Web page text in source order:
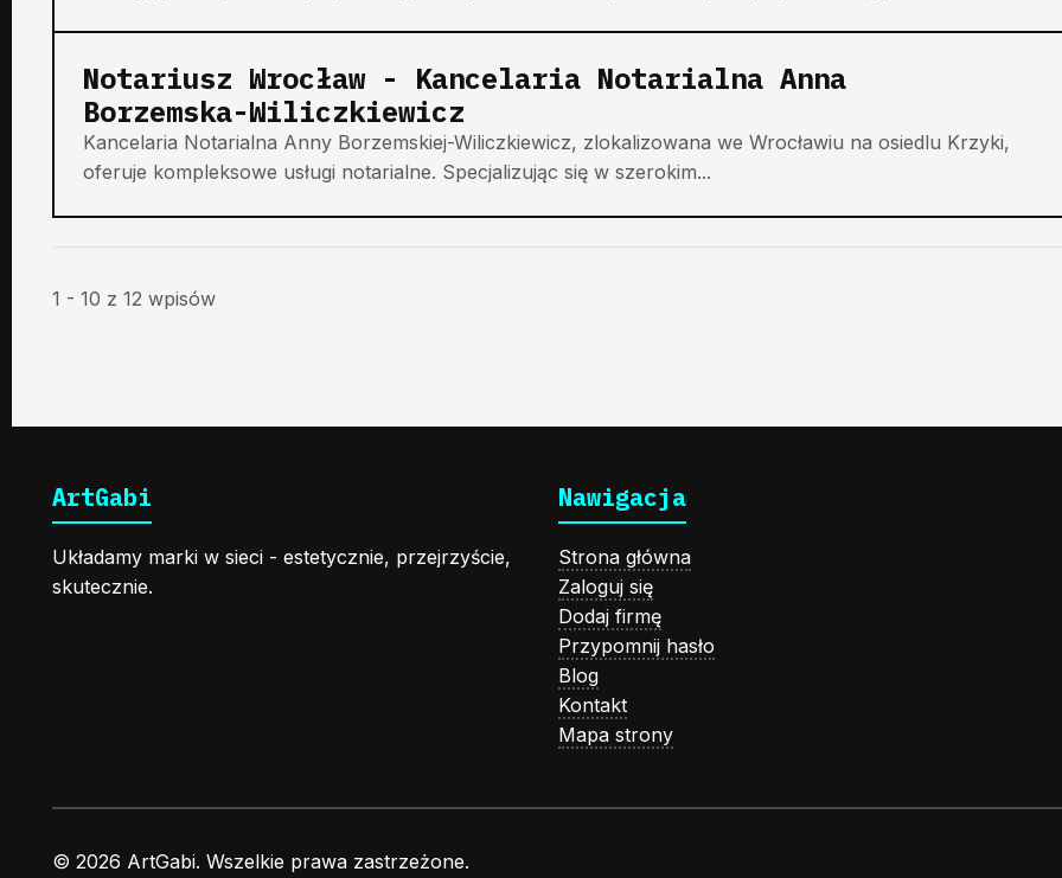
Notariusz Wrocław - Kancelaria Notarialna Anna
Borzemska-Wiliczkiewicz
Kancelaria Notarialna Anny Borzemskiej-Wiliczkiewicz, zlokalizowana we Wrocławiu na osiedlu Krzyki,
oferuje kompleksowe usługi notarialne. Specjalizując się w szerokim...
1 - 10 z 12 wpisów
ArtGabi
Układamy marki w sieci - estetycznie, przejrzyście,
skutecznie.
Nawigacja
Strona główna
Zaloguj się
Dodaj firmę
Przypomnij hasło
Blog
Kontakt
Mapa strony
© 2026 ArtGabi. Wszelkie prawa zastrzeżone.